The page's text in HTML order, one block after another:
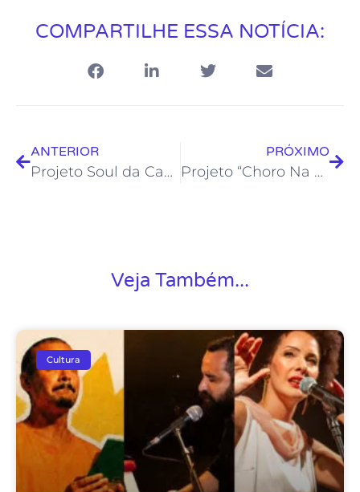
COMPARTILHE ESSA NOTÍCIA:
ANTERIOR
Projeto Soul da Casa apresenta Rafa Filgs com o show “Redescobrir”
PRÓXIMO
Projeto “Choro Na Feira” volta a Feira Livre do Âncora
Veja Também...
Cultura